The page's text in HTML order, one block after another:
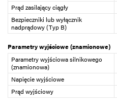
Prąd zasilający ciągły
Bezpieczniki lub wyłącznik
nadprądowy (Typ B)
Parametry wyjściowe (znamionowe)
Parametry wyjściowa silnikowego
(znamionowa)
Napięcie wyjściowe
Prąd wyjściowy